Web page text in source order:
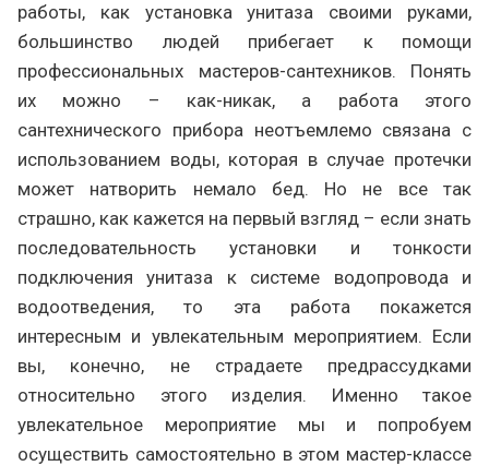
работы, как установка унитаза своими руками,
большинство людей прибегает к помощи
профессиональных мастеров-сантехников. Понять
их можно – как-никак, а работа этого
сантехнического прибора неотъемлемо связана с
использованием воды, которая в случае протечки
может натворить немало бед. Но не все так
страшно, как кажется на первый взгляд – если знать
последовательность установки и тонкости
подключения унитаза к системе водопровода и
водоотведения, то эта работа покажется
интересным и увлекательным мероприятием. Если
вы, конечно, не страдаете предрассудками
относительно этого изделия. Именно такое
увлекательное мероприятие мы и попробуем
осуществить самостоятельно в этом мастер-классе